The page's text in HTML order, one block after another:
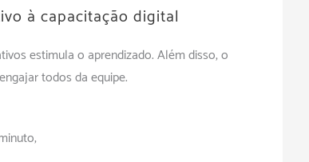
à capacitação digital
estimula o aprendizado. Além disso, o
todos da equipe.